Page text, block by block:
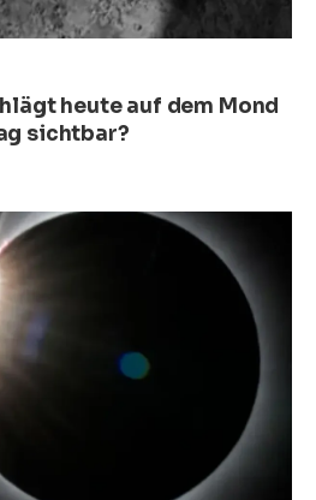
heute auf dem Mond
sichtbar?